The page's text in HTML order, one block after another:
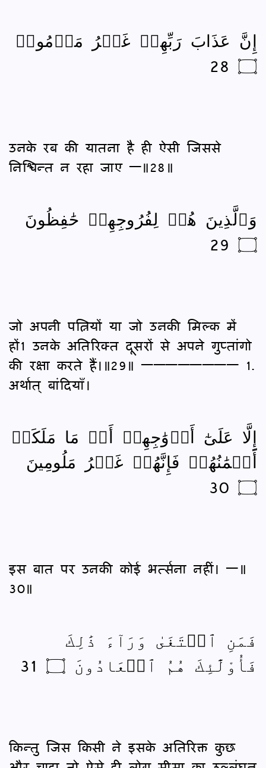
إِنَّ عَذَابَ رَبِّهِمۡ غَيۡرُ مَأۡمُونٖ
۝ 28
उनके रब की यातना है ही ऐसी जिससे
निश्चिन्त न रहा जाए —॥28॥
وَٱلَّذِينَ هُمۡ لِفُرُوجِهِمۡ حَٰفِظُونَ
۝ 29
जो अपनी पत्नियों या जो उनकी मिल्‍क में
हों1 उनके अतिरिक्‍त दूसरों से अपने गुप्‍तांगो
की रक्षा करते हैं।॥29॥ ———————— 1.
अर्थात् बांदियाँ।
إِلَّا عَلَىٰٓ أَزۡوَٰجِهِمۡ أَوۡ مَا مَلَكَتۡ
أَيۡمَٰنُهُمۡ فَإِنَّهُمۡ غَيۡرُ مَلُومِينَ
۝ 30
इस बात पर उनकी कोई भर्त्सना नहीं। —॥
30॥
فَمَنِ ٱبۡتَغَىٰ وَرَآءَ ذَٰلِكَ
فَأُوْلَٰٓئِكَ هُمُ ٱلۡعَادُونَ ۝ 31
किन्तु जिस किसी ने इसके अतिरिक्त कुछ